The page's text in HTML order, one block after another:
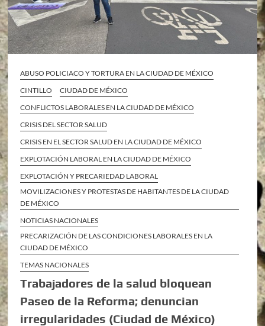
ABUSO POLICIACO Y TORTURA EN LA CIUDAD DE MÉXICO
CINTILLO
CIUDAD DE MÉXICO
CONFLICTOS LABORALES EN LA CIUDAD DE MÉXICO
CRISIS DEL SECTOR SALUD
CRISIS EN EL SECTOR SALUD EN LA CIUDAD DE MÉXICO
EXPLOTACIÓN LABORAL EN LA CIUDAD DE MÉXICO
EXPLOTACIÓN Y PRECARIEDAD LABORAL
MOVILIZACIONES Y PROTESTAS DE HABITANTES DE LA CIUDAD
DE MÉXICO
NOTICIAS NACIONALES
PRECARIZACIÓN DE LAS CONDICIONES LABORALES EN LA
CIUDAD DE MÉXICO
TEMAS NACIONALES
Trabajadores de la salud bloquean
Paseo de la Reforma; denuncian
irregularidades (Ciudad de México)